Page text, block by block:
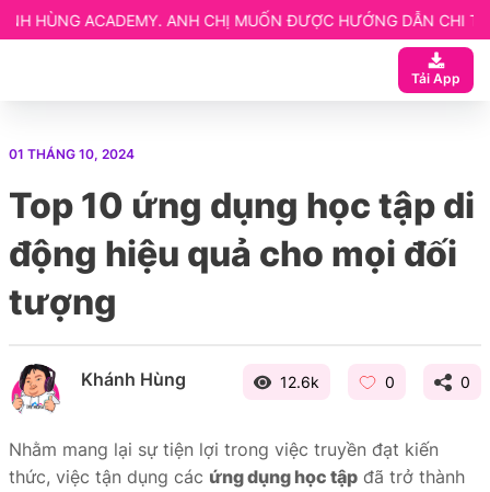
ANH CHỊ MUỐN ĐƯỢC HƯỚNG DẪN CHI TIẾT LIÊN HỆ
Tải App
ngay
01 THÁNG 10, 2024
Top 10 ứng dụng học tập di
động hiệu quả cho mọi đối
tượng
Khánh Hùng 12.6k 0 0
Nhằm mang lại sự tiện lợi trong việc truyền đạt kiến
thức, việc tận dụng các ứng dụng học tập đã trở thành